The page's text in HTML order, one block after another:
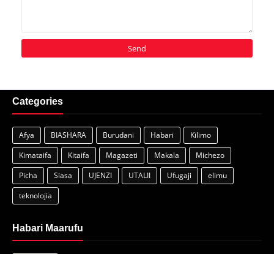
Categories
Afya BIASHARA Burudani Habari
Kilimo
Kimataifa
Kitaifa Magazeti Makala
Michezo
Picha
Siasa UJENZI UTALII Ufugaji
elimu
teknolojia
Habari Maarufu